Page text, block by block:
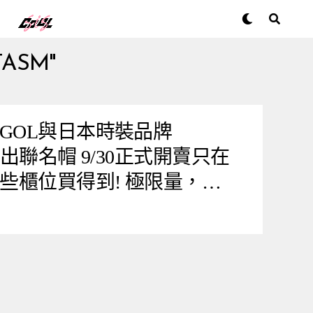
與日本時裝品牌
聯名帽 9/30正式開賣只在
櫃位買得到! 極限量，售